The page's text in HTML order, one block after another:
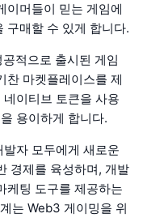
이머들이 믿는 게임에
구매할 수 있게 합니다.
적으로 출시된 게임
찬 마켓플레이스를 제
이티브 토큰을 사용
용이하게 합니다.
자 모두에게 새로운
경제를 육성하며, 개발
케팅 도구를 제공하는
는 Web3 게이밍을 위